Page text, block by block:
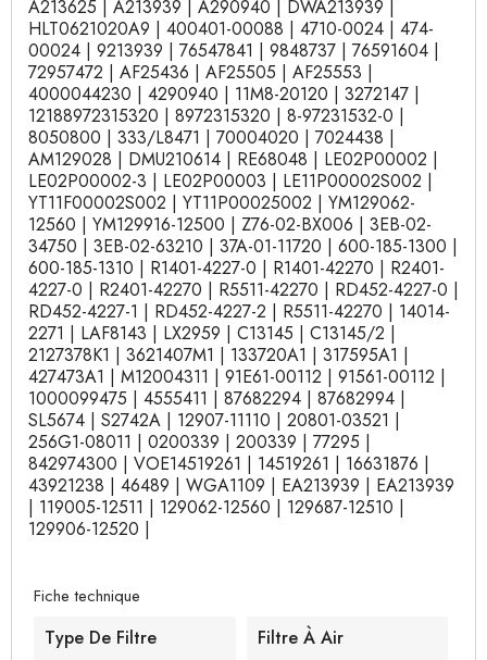
A213625 | A213939 | A290940 | DWA213939 |
HLT0621020A9 | 400401-00088 | 4710-0024 | 474-
00024 | 9213939 | 76547841 | 9848737 | 76591604 |
72957472 | AF25436 | AF25505 | AF25553 |
4000044230 | 4290940 | 11M8-20120 | 3272147 |
12188972315320 | 8972315320 | 8-97231532-0 |
8050800 | 333/L8471 | 70004020 | 7024438 |
AM129028 | DMU210614 | RE68048 | LE02P00002 |
LE02P00002-3 | LE02P00003 | LE11P00002S002 |
YT11F00002S002 | YT11P00025002 | YM129062-
12560 | YM129916-12500 | Z76-02-BX006 | 3EB-02-
34750 | 3EB-02-63210 | 37A-01-11720 | 600-185-1300 |
600-185-1310 | R1401-4227-0 | R1401-42270 | R2401-
4227-0 | R2401-42270 | R5511-42270 | RD452-4227-0 |
RD452-4227-1 | RD452-4227-2 | R5511-42270 | 14014-
2271 | LAF8143 | LX2959 | C13145 | C13145/2 |
2127378K1 | 3621407M1 | 133720A1 | 317595A1 |
427473A1 | M12004311 | 91E61-00112 | 91561-00112 |
1000099475 | 4555411 | 87682294 | 87682994 |
SL5674 | S2742A | 12907-11110 | 20801-03521 |
256G1-08011 | 0200339 | 200339 | 77295 |
842974300 | VOE14519261 | 14519261 | 16631876 |
43921238 | 46489 | WGA1109 | EA213939 | EA213939
| 119005-12511 | 129062-12560 | 129687-12510 |
129906-12520 |
Fiche technique
Type De Filtre Filtre À Air